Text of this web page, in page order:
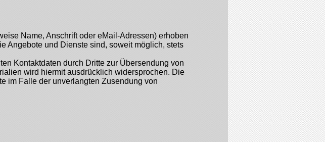
Name, Anschrift oder eMail-Adressen) erhoben
Angebote und Dienste sind, soweit möglich, stets
Kontaktdaten durch Dritte zur Übersendung von
wird hiermit ausdrücklich widersprochen. Die
im Falle der unverlangten Zusendung von